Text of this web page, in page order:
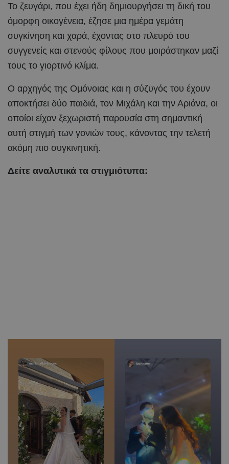
Το ζευγάρι, που έχει ήδη δημιουργήσει τη δική του
όμορφη οικογένεια, έζησε μια ημέρα γεμάτη
συγκίνηση και χαρά, έχοντας στο πλευρό του
συγγενείς και στενούς φίλους που μοιράστηκαν μαζί
τους το γιορτινό κλίμα.
Ο αρχηγός της Ομόνοιας και η σύζυγός του έχουν
αποκτήσει δύο παιδιά, τον Μιχάλη και την Αριάνα, οι
οποίοι είχαν ξεχωριστή παρουσία στη σημαντική
αυτή στιγμή των γονιών τους, κάνοντας την τελετή
ακόμη πιο συγκινητική.
Δείτε αναλυτικά τα στιγμιότυπα: